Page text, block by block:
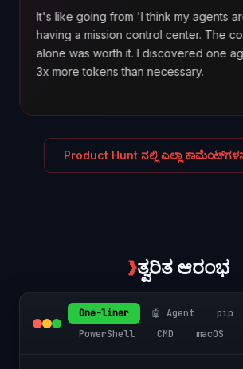
going from 'I think my agents are working'
a mission control center. The cost tracking
was worth it. I discovered one agent was
tokens than necessary.
Product Hunt ನಲ್ಲಿ ಎಲ್ಲಾ
❯ತ್ವರಿತ ಆರಂಭ
One-liner 🤖 Agent
pip
PowerShell
CMD macOS